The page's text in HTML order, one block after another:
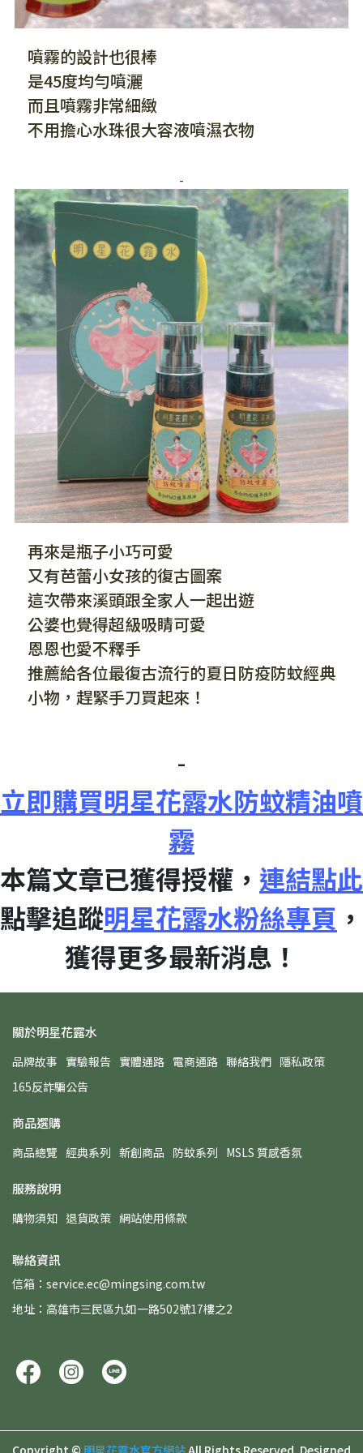
噴霧的設計也很棒
是45度均勻噴灑
而且噴霧非常細緻
不用擔心水珠很大容液噴濕衣物
-
再來是瓶子小巧可愛
又有芭蕾小女孩的復古圖案
這次帶來溪頭跟全家人一起出遊
公婆也覺得超級吸睛可愛
恩恩也愛不釋手
推薦給各位最復古流行的夏日防疫防蚊經典
小物，趕緊手刀買起來！
-
立即購買明星花露水防蚊精油噴
霧
本篇文章已獲得授權， 連結點此
點擊追蹤明星花露水粉絲專頁 ，
獲得更多最新消息！
關於明星花露水
品牌故事 實驗報告 實體通路 電商通路 聯絡我們 隱私政策
165反詐騙公告
商品選購
商品總覽 經典系列 新創商品 防蚊系列 MSLS 質感香氛
服務說明
購物須知 退貨政策 網站使用條款
聯絡資訊
信箱：service.ec@mingsing.com.tw
地址：高雄市三民區九如一路502號17樓之2